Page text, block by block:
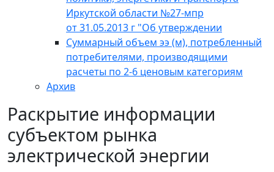
Иркутской области №27-мпр
от 31.05.2013 г "Об утверждении
Суммарный объем ээ (м), потребленный
потребителями, производящими
расчеты по 2-6 ценовым категориям
Архив
Раскрытие информации
субъектом рынка
электрической энергии